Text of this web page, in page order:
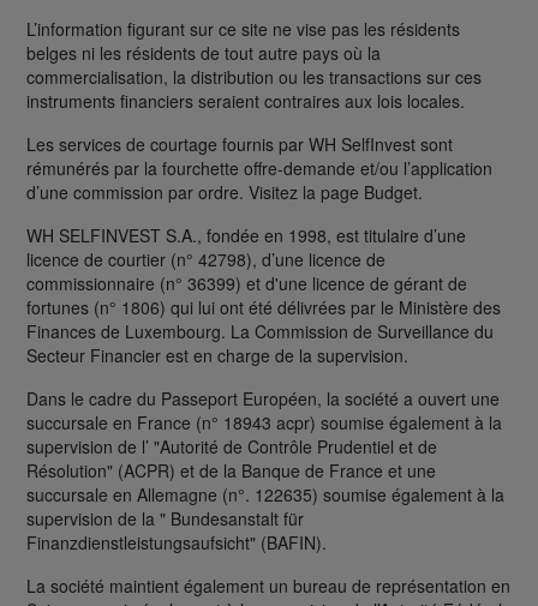
L’information figurant sur ce site ne vise pas les résidents
belges ni les résidents de tout autre pays où la
commercialisation, la distribution ou les transactions sur ces
instruments financiers seraient contraires aux lois locales.
Les services de courtage fournis par WH SelfInvest sont
rémunérés par la fourchette offre-demande et/ou l’application
d’une commission par ordre. Visitez la page Budget.
WH SELFINVEST S.A., fondée en 1998, est titulaire d’une
licence de courtier (n° 42798), d’une licence de
commissionnaire (n° 36399) et d'une licence de gérant de
fortunes (n° 1806) qui lui ont été délivrées par le Ministère des
Finances de Luxembourg. La Commission de Surveillance du
Secteur Financier est en charge de la supervision.
Dans le cadre du Passeport Européen, la société a ouvert une
succursale en France (n° 18943 acpr) soumise également à la
supervision de l’ "Autorité de Contrôle Prudentiel et de
Résolution" (ACPR) et de la Banque de France et une
succursale en Allemagne (n°. 122635) soumise également à la
supervision de la " Bundesanstalt für
Finanzdienstleistungsaufsicht" (BAFIN).
La société maintient également un bureau de représentation en